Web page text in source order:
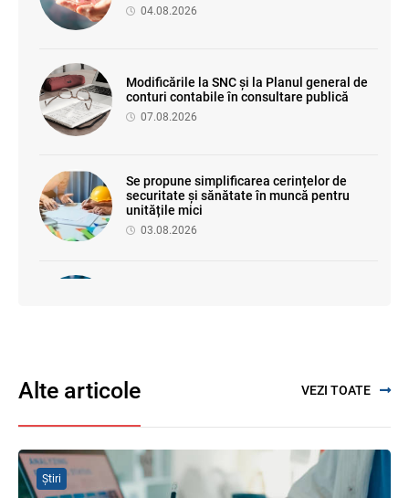
04.08.2026
Modificările la SNC și la Planul general de
conturi contabile în consultare publică
07.08.2026
Se propune simplificarea cerințelor de
securitate și sănătate în muncă pentru
unitățile mici
03.08.2026
Se propune modificarea Legii auditului —
Alte articole VEZI TOATE
Știri